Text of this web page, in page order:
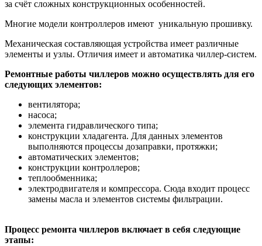
за счёт сложных конструкционных особенностей.
Многие модели контроллеров имеют уникальную прошивку.
Механическая составляющая устройства имеет различные
элементы и узлы. Отличия имеет и автоматика чиллер-систем.
Ремонтные работы чиллеров можно осуществлять для его
следующих элементов:
вентилятора;
насоса;
элемента гидравлического типа;
конструкции хладагента. Для данных элементов
выполняются процессы дозаправки, протяжки;
автоматических элементов;
конструкции контроллеров;
теплообменника;
электродвигателя и компрессора. Сюда входит процесс
замены масла и элементов системы фильтрации.
Процесс ремонта чиллеров включает в себя следующие
этапы: